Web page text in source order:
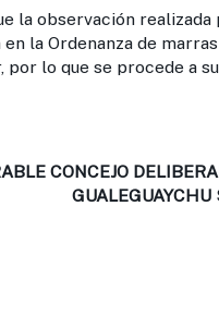
realizada por el
la Ordenanza de
por lo que se procede a
CONCEJO